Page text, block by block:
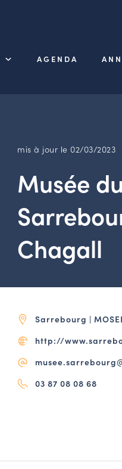
AGENDA
mis à jour le 02/03/2023
Musée
Chagall
Sarrebourg |
http://
03 87 08 08 68